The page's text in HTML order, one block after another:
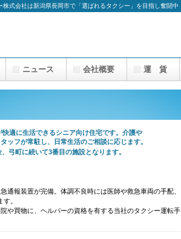
株式会社は新潟県長岡市で「選ばれるタクシー」を目指し奮闘中
適に生活できるシニア向け住宅です。介護や
フが常駐し、日常生活のご相談に応じます。
弓町に続いて3番目の施設となります。
通報装置が完備。体調不良時には医師や救急車両の手配、
。
院や買物に、ヘルパーの資格を有する当社のタクシー運転手
ニュース 会社概要 運 賃